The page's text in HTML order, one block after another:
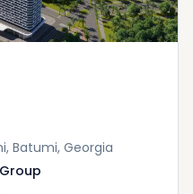
Batumi, Georgia